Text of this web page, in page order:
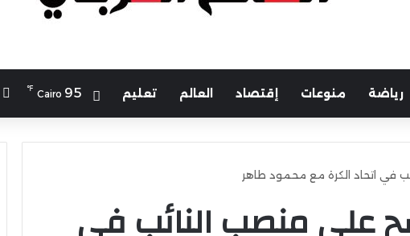
رياضة منوعات إقتصاد العالم تعليم Cairo 95
℉
في اتحاد الكرة مع محمود طاهر
علي منصب النائب في